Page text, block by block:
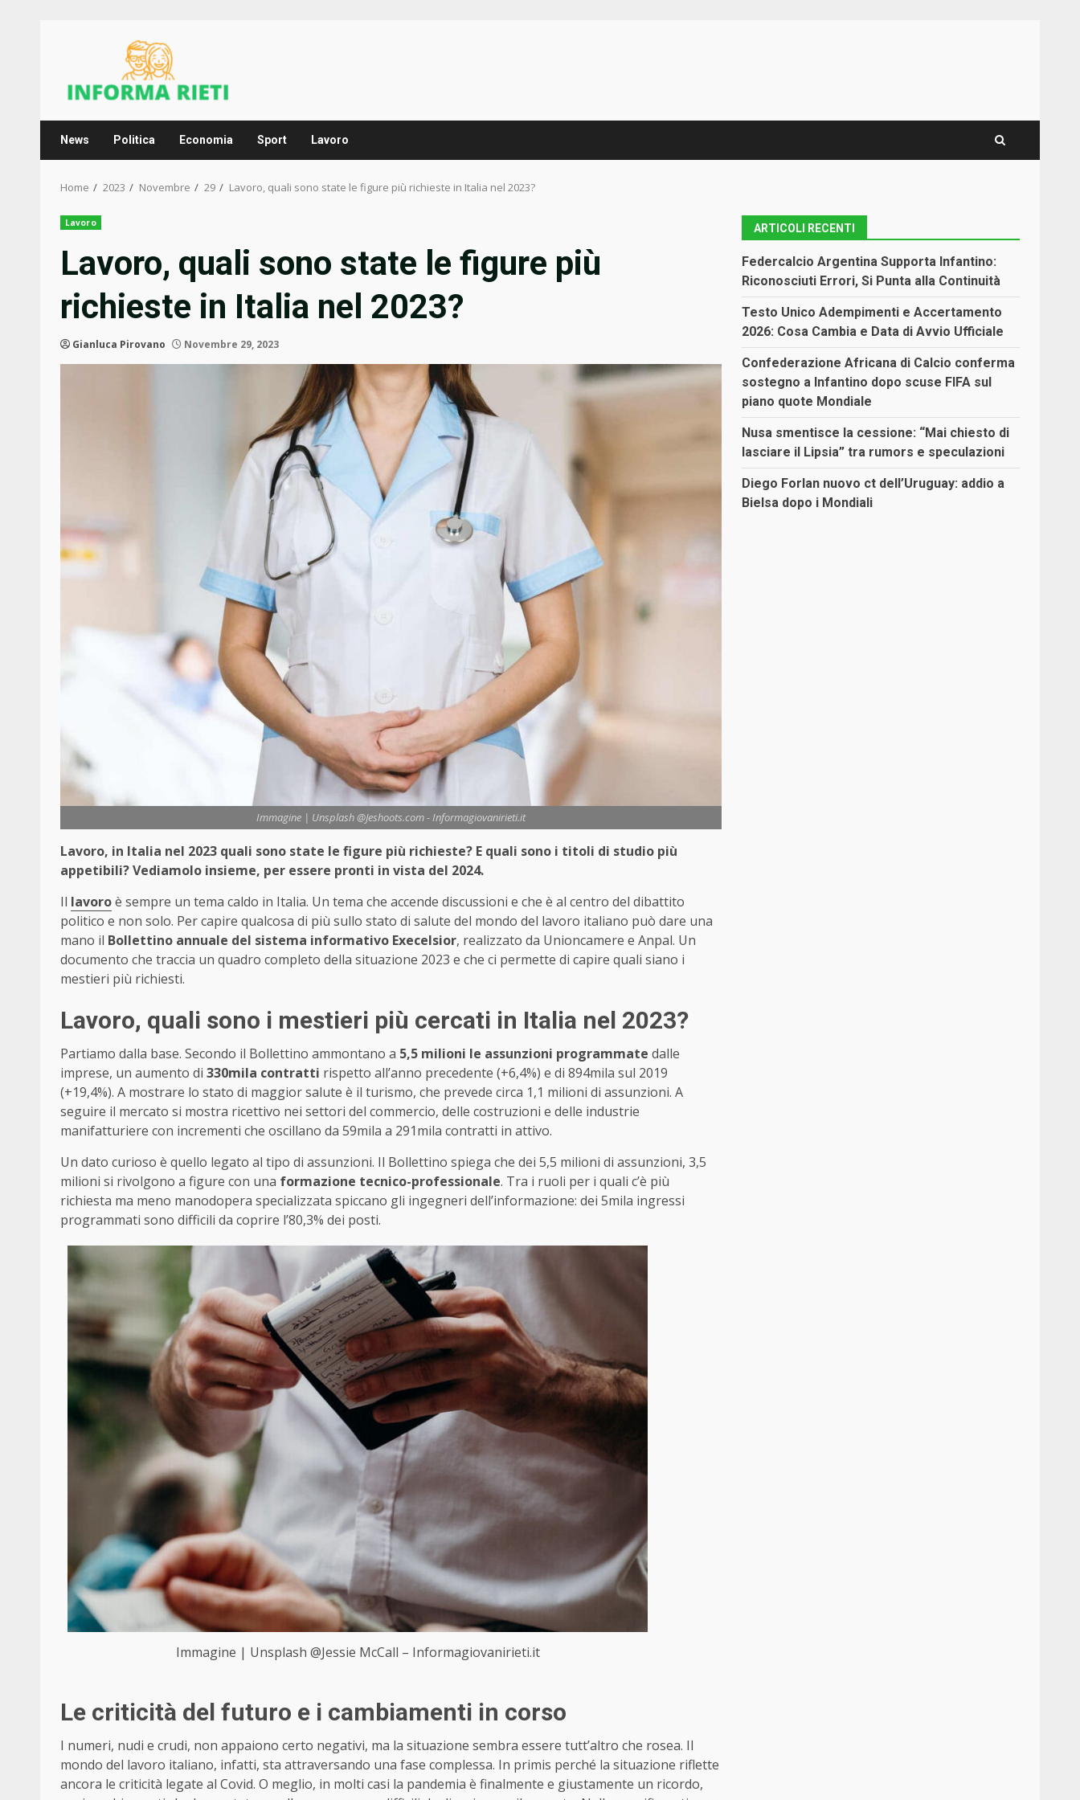
News Politica Economia Sport Lavoro
Home 2023 Novembre 29 Lavoro, quali sono state le figure più richieste in Italia nel 2023?
Lavoro
Lavoro, quali sono state le figure più
richieste in Italia nel 2023?
Gianluca Pirovano Novembre 29, 2023
Immagine | Unsplash @Jeshoots.com - Informagiovanirieti.it
Lavoro, in Italia nel 2023 quali sono state le figure più richieste? E quali sono i titoli di studio più
appetibili? Vediamolo insieme, per essere pronti in vista del 2024.
Il lavoroè sempre un tema caldo in Italia. Un tema che accende discussioni e che è al centro del dibattito
politico e non solo. Per capire qualcosa di più sullo stato di salute del mondo del lavoro italiano può dare una
mano il Bollettino annuale del sistema informativo Execelsior, realizzato da Unioncamere e Anpal. Un
documento che traccia un quadro completo della situazione 2023 e che ci permette di capire quali siano i
mestieri più richiesti.
Lavoro, quali sono i mestieri più cercati in Italia nel 2023?
Partiamo dalla base. Secondo il Bollettino ammontano a 5,5 milioni le assunzioni programmate dalle
imprese, un aumento di 330mila contratti rispetto all’anno precedente (+6,4%) e di 894mila sul 2019
(+19,4%). A mostrare lo stato di maggior salute è il turismo, che prevede circa 1,1 milioni di assunzioni. A
seguire il mercato si mostra ricettivo nei settori del commercio, delle costruzioni e delle industrie
manifatturiere con incrementi che oscillano da 59mila a 291mila contratti in attivo.
Un dato curioso è quello legato al tipo di assunzioni. Il Bollettino spiega che dei 5,5 milioni di assunzioni, 3,5
milioni si rivolgono a figure con una formazione tecnico-professionale. Tra i ruoli per i quali c’è più
richiesta ma meno manodopera specializzata spiccano gli ingegneri dell’informazione: dei 5mila ingressi
programmati sono difficili da coprire l’80,3% dei posti.
Immagine | Unsplash @Jessie McCall – Informagiovanirieti.it
Le criticità del futuro e i cambiamenti in corso
I numeri, nudi e crudi, non appaiono certo negativi, ma la situazione sembra essere tutt’altro che rosea. Il
mondo del lavoro italiano, infatti, sta attraversando una fase complessa. In primis perché la situazione riflette
ancora le criticità legate al Covid. O meglio, in molti casi la pandemia è finalmente e giustamente un ricordo,
ARTICOLI RECENTI
Federcalcio Argentina Supporta Infantino:
Riconosciuti Errori, Si Punta alla Continuità
Testo Unico Adempimenti e Accertamento
2026: Cosa Cambia e Data di Avvio Ufficiale
Confederazione Africana di Calcio conferma
sostegno a Infantino dopo scuse FIFA sul
piano quote Mondiale
Nusa smentisce la cessione: “Mai chiesto di
lasciare il Lipsia” tra rumors e speculazioni
Diego Forlan nuovo ct dell’Uruguay: addio a
Bielsa dopo i Mondiali